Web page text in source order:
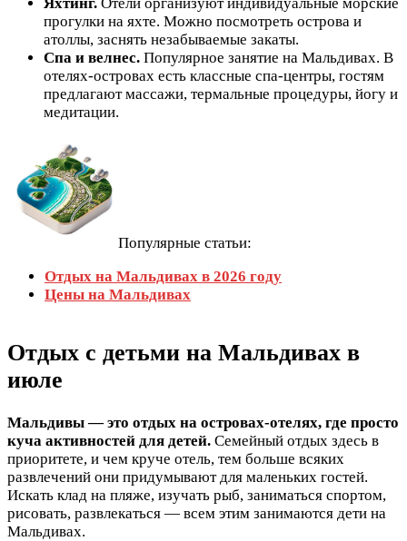
прогулки на яхте. Можно посмотреть острова и
атоллы, заснять незабываемые закаты.
Спа и велнес. Популярное занятие на Мальдивах. В
отелях-островах есть классные спа-центры, гостям
предлагают массажи, термальные процедуры, йогу и
медитации.
Популярные статьи:
Отдых на Мальдивах в 2026 году
Цены на Мальдивах
Отдых с детьми на Мальдивах в
июле
Мальдивы — это отдых на островах-отелях, где просто
куча активностей для детей. Семейный отдых здесь в
приоритете, и чем круче отель, тем больше всяких
развлечений они придумывают для маленьких гостей.
Искать клад на пляже, изучать рыб, заниматься спортом,
рисовать, развлекаться — всем этим занимаются дети на
Мальдивах.